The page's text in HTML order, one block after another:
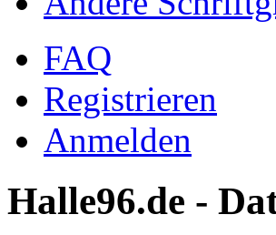
FAQ
Registrieren
Anmelden
Halle96.de -